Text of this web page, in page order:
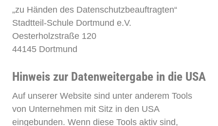
„zu Händen des Datenschutzbeauftragten“
Stadtteil-Schule Dortmund e.V.
Oesterholzstraße 120
44145 Dortmund
Hinweis zur Datenweitergabe in die USA
Auf unserer Website sind unter anderem Tools
von Unternehmen mit Sitz in den USA
eingebunden. Wenn diese Tools aktiv sind,